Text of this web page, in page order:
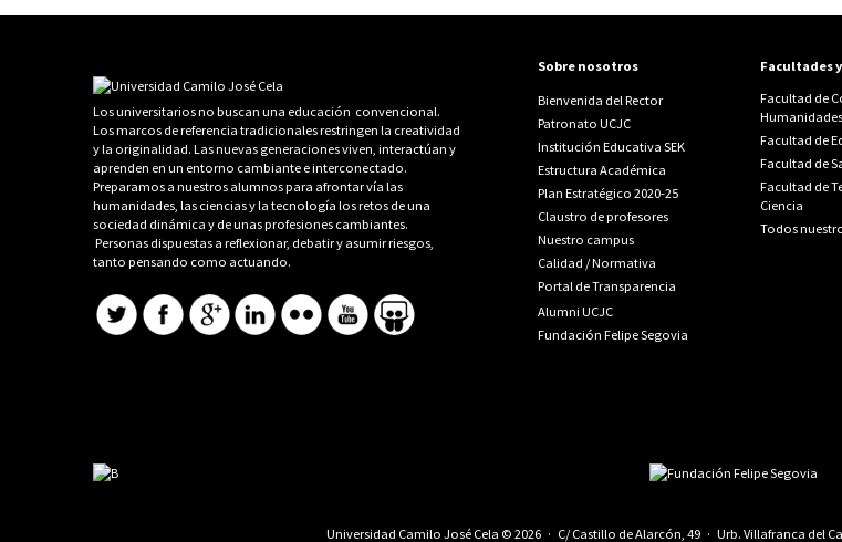
Los universitarios no buscan una educación convencional.
Los marcos de referencia tradicionales restringen la creatividad
y la originalidad. Las nuevas generaciones viven, interactúan y
aprenden en un entorno cambiante e interconectado.
Preparamos a nuestros alumnos para afrontar vía las
humanidades, las ciencias y la tecnología los retos de una
sociedad dinámica y de unas profesiones cambiantes.
Personas dispuestas a reflexionar, debatir y asumir riesgos,
tanto pensando como actuando.
Sobre nosotros
Bienvenida del Rector
Patronato UCJC
Institución Educativa SEK
Estructura Académica
Plan Estratégico 2020-25
Claustro de profesores
Nuestro campus
Calidad /Normativa
Portal de Transparencia
Alumni UCJC
Fundación Felipe Segovia
Facultades
Facultad de
Humanidades
Facultad de
Facultad de
Facultad de
Ciencia
Todos
Universidad Camilo José Cela © 2026 · C/ Castillo de Alarcón, 49 · Urb. Villafranca del